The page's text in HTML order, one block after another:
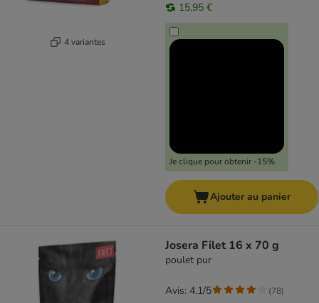
4 variantes
15,95 €
Je clique pour obtenir -15%
Ajouter au panier
Josera Filet 16 x 70 g
poulet pur
Avis: 4.1/5 (78)